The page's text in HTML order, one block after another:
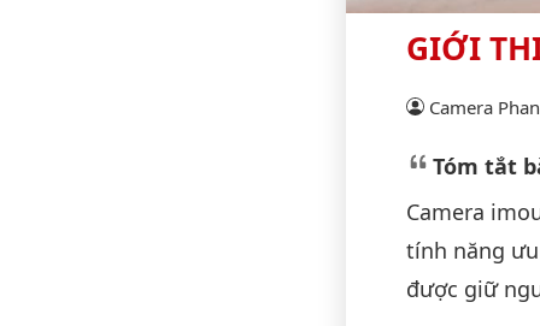
GIỚI
Camera
Tóm tắt
Camera
tính năng
được giữ